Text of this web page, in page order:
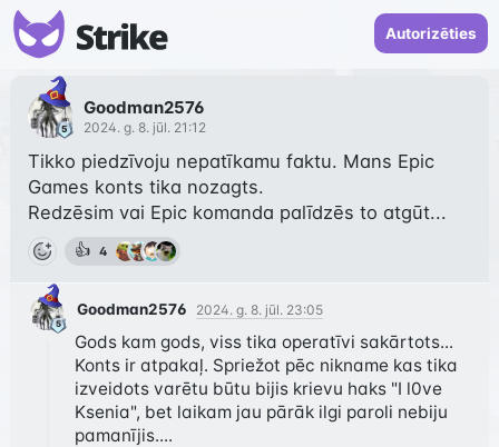
Autorizēties
Goodman2576
2024. g. 8. jūl. 21:12
Tikko piedzīvoju nepatīkamu faktu. Mans Epic
Games konts tika nozagts.
Redzēsim vai Epic komanda palīdzēs to atgūt...
👍 4
Goodman2576 2024. g. 8. jūl. 23:05
Gods kam gods, viss tika operatīvi sakārtots...
Konts ir atpakaļ. Spriežot pēc nikname kas tika
izveidots varētu būtu bijis krievu haks "I l0ve
Ksenia", bet laikam jau pārāk ilgi paroli nebiju
pamanījis....